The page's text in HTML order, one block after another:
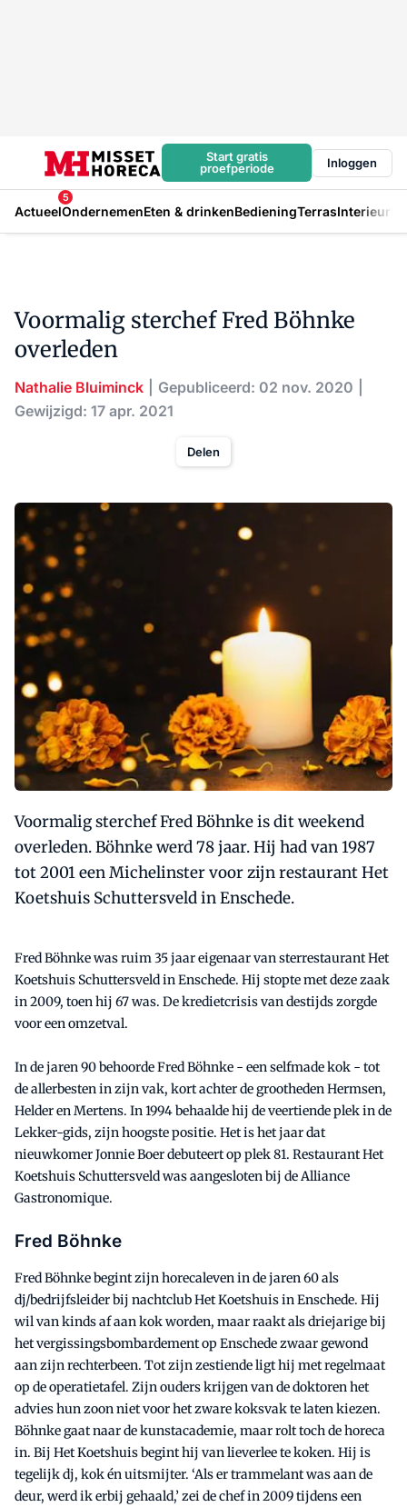
Start gratis
proefperiode
Inloggen
Actueel
5
OndernemenEten & drinkenBedieningTerrasInterieur
Voormalig sterchef Fred Böhnke
overleden
Nathalie Bluiminck
Gepubliceerd: 02 nov. 2020
Gewijzigd: 17 apr. 2021
Delen
Voormalig sterchef Fred Böhnke is dit weekend
overleden. Böhnke werd 78 jaar. Hij had van 1987
tot 2001 een Michelinster voor zijn restaurant Het
Koetshuis Schuttersveld in Enschede.
Fred Böhnke was ruim 35 jaar eigenaar van sterrestaurant Het
Koetshuis Schuttersveld in Enschede. Hij stopte met deze zaak
in 2009, toen hij 67 was. De kredietcrisis van destijds zorgde
voor een omzetval.
In de jaren 90 behoorde Fred Böhnke - een selfmade kok - tot
de allerbesten in zijn vak, kort achter de grootheden Hermsen,
Helder en Mertens. In 1994 behaalde hij de veertiende plek in de
Lekker-gids, zijn hoogste positie. Het is het jaar dat
nieuwkomer Jonnie Boer debuteert op plek 81. Restaurant Het
Koetshuis Schuttersveld was aangesloten bij de Alliance
Gastronomique.
Fred Böhnke
Fred Böhnke begint zijn horecaleven in de jaren 60 als
dj/bedrijfsleider bij nachtclub Het Koetshuis in Enschede. Hij
wil van kinds af aan kok worden, maar raakt als driejarige bij
het vergissingsbombardement op Enschede zwaar gewond
aan zijn rechterbeen. Tot zijn zestiende ligt hij met regelmaat
op de operatietafel. Zijn ouders krijgen van de doktoren het
advies hun zoon niet voor het zware koksvak te laten kiezen.
Böhnke gaat naar de kunstacademie, maar rolt toch de horeca
in. Bij Het Koetshuis begint hij van lieverlee te koken. Hij is
tegelijk dj, kok én uitsmijter. ‘Als er trammelant was aan de
deur, werd ik erbij gehaald,’ zei de chef in 2009 tijdens een